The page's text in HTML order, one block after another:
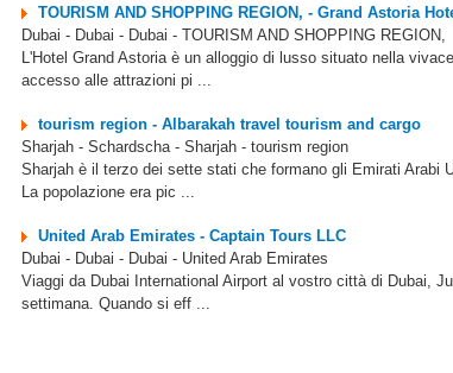
TOURISM AND SHOPPING REGION, - Grand Astoria
Dubai - Dubai - Dubai - TOURISM AND SHOPPING REGION,
L'Hotel Grand Astoria è un alloggio di lusso situato nella
accesso alle attrazioni pi ...
tourism region - Albarakah travel tourism and cargo
Sharjah - Schardscha - Sharjah - tourism region
Sharjah è il terzo dei sette stati che formano gli Emirati Arabi
La popolazione era pic ...
United Arab Emirates - Captain Tours LLC
Dubai - Dubai - Dubai - United Arab Emirates
Viaggi da Dubai International Airport al vostro città di Dubai,
settimana. Quando si eff ...